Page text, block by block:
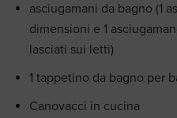
asciugamani da bagno (1
dimensioni e 1
lasciati sui letti)
1 tappetino da bagno per
Canovacci in cucina